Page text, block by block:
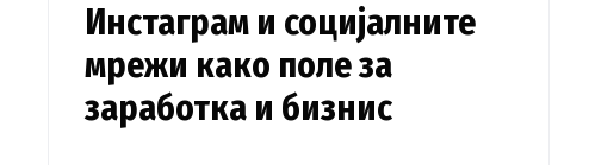
Инстаграм и социјалните
мрежи како поле за
заработка и бизнис